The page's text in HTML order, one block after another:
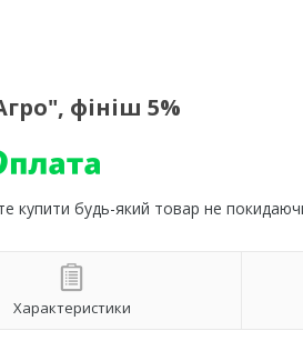
фініш 5%
купити будь-який товар не
Характеристики